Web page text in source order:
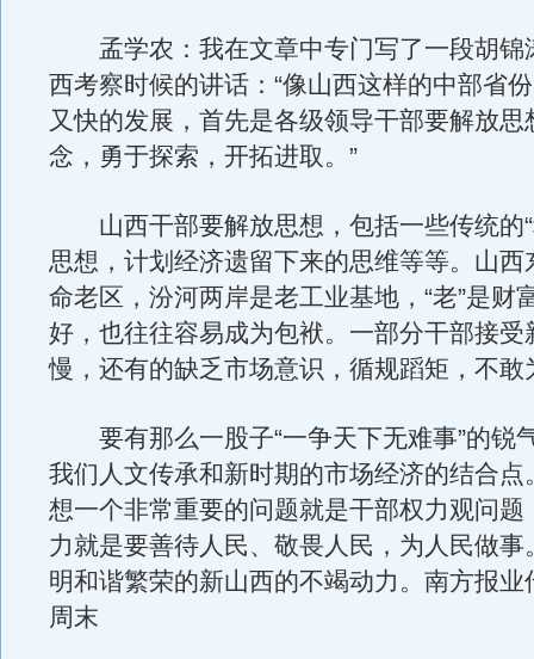
孟学农：我在文章中专门写了一段胡锦
西考察时候的讲话：“像山西这样的中部省
又快的发展，首先是各级领导干部要解放思
念，勇于探索，开拓进取。”
山西干部要解放思想，包括一些传统的“
思想，计划经济遗留下来的思维等等。山西
命老区，汾河两岸是老工业基地，“老”是财
好，也往往容易成为包袱。一部分干部接受
慢，还有的缺乏市场意识，循规蹈矩，不敢
要有那么一股子“一争天下无难事”的锐
我们人文传承和新时期的市场经济的结合点
想一个非常重要的问题就是干部权力观问题
力就是要善待人民、敬畏人民，为人民做事
明和谐繁荣的新山西的不竭动力。南方报业
周末